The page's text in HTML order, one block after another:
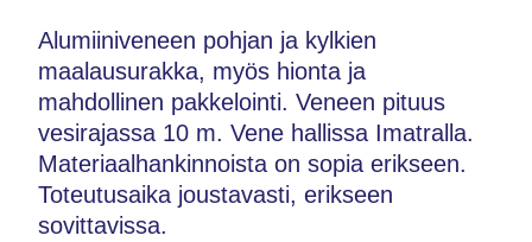
Alumiiniveneen pohjan ja kylkien
maalausurakka, myös hionta ja
mahdollinen pakkelointi. Veneen pituus
vesirajassa 10 m. Vene hallissa Imatralla.
Materiaalhankinnoista on sopia erikseen.
Toteutusaika joustavasti, erikseen
sovittavissa.